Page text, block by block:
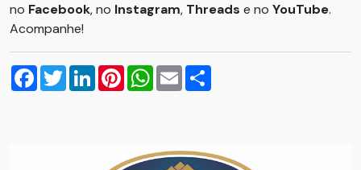
no Facebook, no Instagram, Threads e no YouTube.
Acompanhe!
Facebook
TwitterLinkedInPinterestWhatsApp
Email